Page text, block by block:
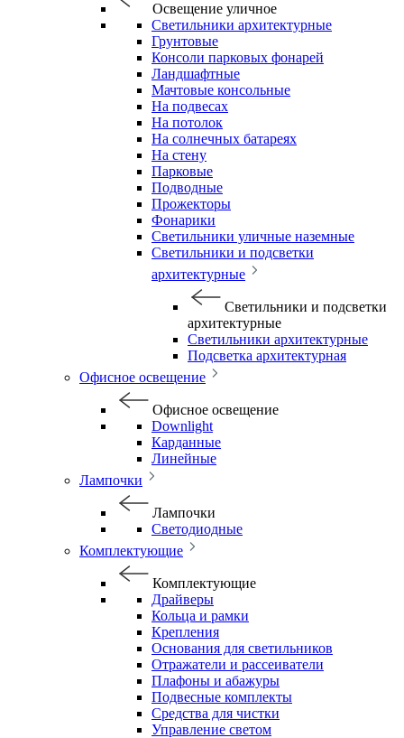
Освещение уличное
Светильники архитектурные
Грунтовые
Консоли парковых фонарей
Ландшафтные
Мачтовые консольные
На подвесах
На потолок
На солнечных батареях
На стену
Парковые
Подводные
Прожекторы
Фонарики
Светильники уличные наземные
Светильники и подсветки
архитектурные
Светильники и подсветки
архитектурные
Светильники архитектурные
Подсветка архитектурная
Офисное освещение
Офисное освещение
Downlight
Карданные
Линейные
Лампочки
Лампочки
Светодиодные
Комплектующие
Комплектующие
Драйверы
Кольца и рамки
Крепления
Основания для светильников
Отражатели и рассеиватели
Плафоны и абажуры
Подвесные комплекты
Средства для чистки
Управление светом